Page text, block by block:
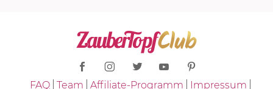
FAQ Team Affiliate-Programm Impressum